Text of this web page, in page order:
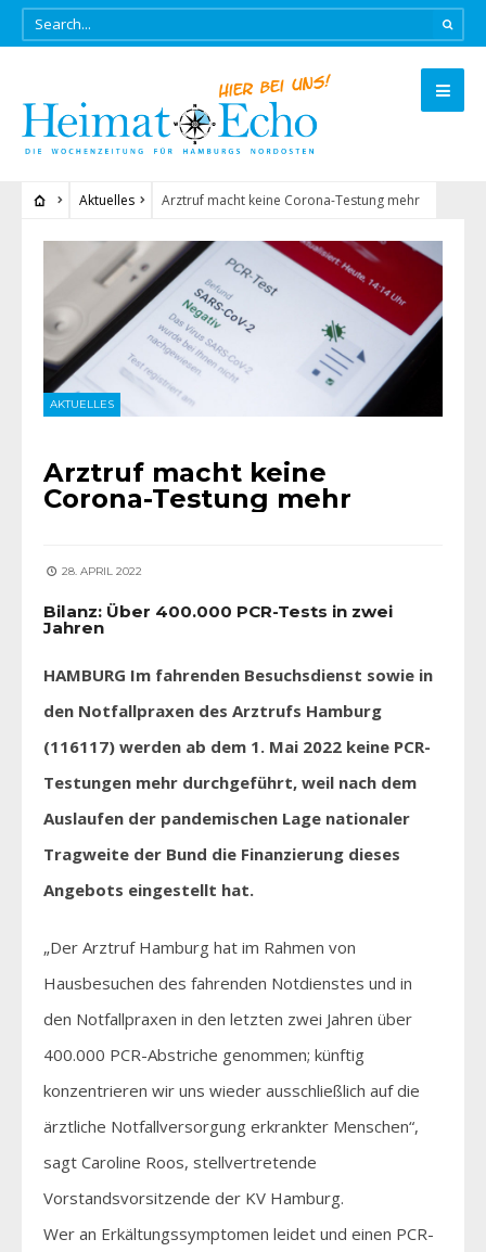
Aktuelles Arztruf macht keine Corona-Testung mehr
AKTUELLES
Arztruf macht keine
Corona-Testung mehr
28. APRIL 2022
Bilanz: Über 400.000 PCR-Tests in zwei
Jahren
HAMBURG Im fahrenden Besuchsdienst sowie in
den Notfallpraxen des Arztrufs Hamburg
(116117) werden ab dem 1. Mai 2022 keine PCR-
Testungen mehr durchgeführt, weil nach dem
Auslaufen der pandemischen Lage nationaler
Tragweite der Bund die Finanzierung dieses
Angebots eingestellt hat.
„Der Arztruf Hamburg hat im Rahmen von
Hausbesuchen des fahrenden Notdienstes und in
den Notfallpraxen in den letzten zwei Jahren über
400.000 PCR-Abstriche genommen; künftig
konzentrieren wir uns wieder ausschließlich auf die
ärztliche Notfallversorgung erkrankter Menschen“,
sagt Caroline Roos, stellvertretende
Vorstandsvorsitzende der KV Hamburg.
Wer an Erkältungssymptomen leidet und einen PCR-